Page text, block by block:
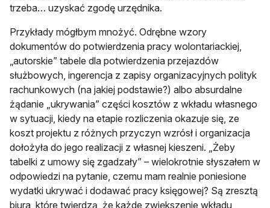
trzeba… uzyskać zgodę urzędnika.
Przykłady mógłbym mnożyć. Odrębne wzory
dokumentów do potwierdzenia pracy wolontariackiej,
„autorskie” tabele dla potwierdzenia przejazdów
służbowych, ingerencja z zapisy organizacyjnych polityk
rachunkowych (na jakiej podstawie?) albo absurdalne
żądanie „ukrywania” części kosztów z wkładu własnego
w sytuacji, kiedy na etapie rozliczenia okazuje się, ze
koszt projektu z różnych przyczyn wzrósł i organizacja
dołożyła do jego realizacji z własnej kieszeni. „Żeby
tabelki z umowy się zgadzały” – wielokrotnie słyszałem w
odpowiedzi na pytanie, czemu mam realnie poniesione
wydatki ukrywać i dodawać pracy księgowej? Są zresztą
biura, które twierdzą, że każde zwiększenie wkładu